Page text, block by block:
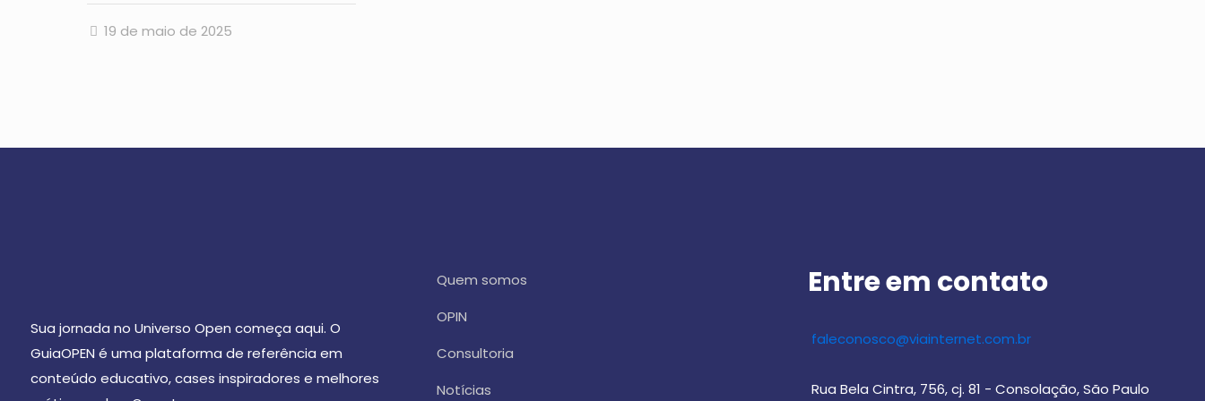
19 de maio de 2025
Sua jornada no Universo Open começa aqui. O
GuiaOPEN é uma plataforma de referência em
conteúdo educativo, cases inspiradores e melhores
Quem somos
OPIN
Consultoria
Notícias
Entre em contato
faleconosco@viainternet.com.br
Rua Bela Cintra, 756, cj. 81 - Consolação, São Paulo